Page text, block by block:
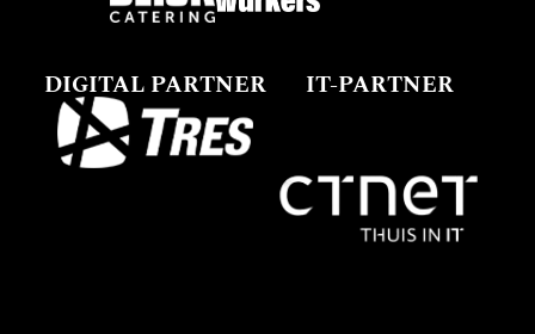
DIGITAL PARTNER IT-PARTNER